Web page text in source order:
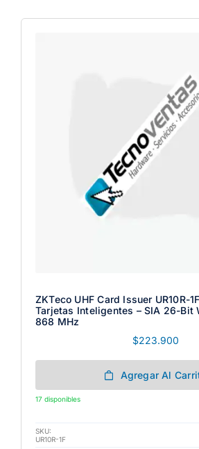
ZKTeco UHF Card Issuer UR10R-
Tarjetas Inteligentes – SIA 26-Bit
868 MHz
$223.900
Agregar Al
17 disponibles
SKU:
UR10R-1F